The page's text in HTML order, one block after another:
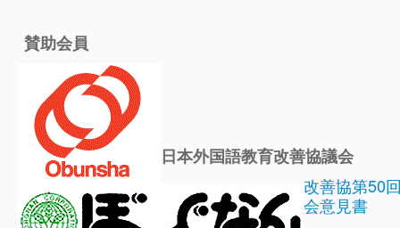
賛助会員
日本外国語教育改善協議会
改善協第50
会意見書